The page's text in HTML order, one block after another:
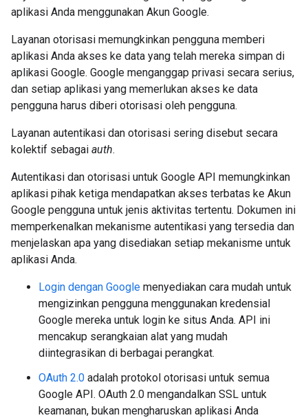
aplikasi Anda menggunakan Akun Google.
Layanan otorisasi memungkinkan pengguna memberi
aplikasi Anda akses ke data yang telah mereka simpan di
aplikasi Google. Google menganggap privasi secara serius,
dan setiap aplikasi yang memerlukan akses ke data
pengguna harus diberi otorisasi oleh pengguna.
Layanan autentikasi dan otorisasi sering disebut secara
kolektif sebagai auth.
Autentikasi dan otorisasi untuk Google API memungkinkan
aplikasi pihak ketiga mendapatkan akses terbatas ke Akun
Google pengguna untuk jenis aktivitas tertentu. Dokumen ini
memperkenalkan mekanisme autentikasi yang tersedia dan
menjelaskan apa yang disediakan setiap mekanisme untuk
aplikasi Anda.
Login dengan Google menyediakan cara mudah untuk
mengizinkan pengguna menggunakan kredensial
Google mereka untuk login ke situs Anda. API ini
mencakup serangkaian alat yang mudah
diintegrasikan di berbagai perangkat.
OAuth 2.0 adalah protokol otorisasi untuk semua
Google API. OAuth 2.0 mengandalkan SSL untuk
keamanan, bukan mengharuskan aplikasi Anda